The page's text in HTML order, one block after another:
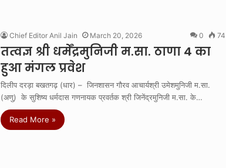
Chief Editor Anil Jain March 20, 2026 0 74
तत्वज्ञ श्री धर्मेंद्रमुनिजी म.सा. ठाणा 4 का
हुआ मंगल प्रवेश
दिलीप दरड़ा बखतगढ़ (धार) – जिनशासन गौरव आचार्यश्री उमेशमुनिजी म.सा.
(अणु) के सुशिष्य धर्मदास गणनायक प्रवर्तक श्री जिनेंद्रमुनिजी म.सा. के…
Read More »